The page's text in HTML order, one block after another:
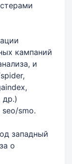
кампаний
и
др.)
smo.
западный
о